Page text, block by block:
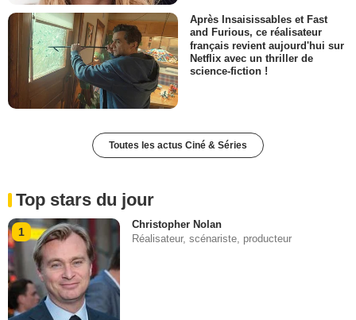
Après Insaisissables et Fast
and Furious, ce réalisateur
français revient aujourd'hui sur
Netflix avec un thriller de
science-fiction !
Toutes les actus Ciné & Séries
Top stars du jour
1
Christopher Nolan
Réalisateur, scénariste, producteur